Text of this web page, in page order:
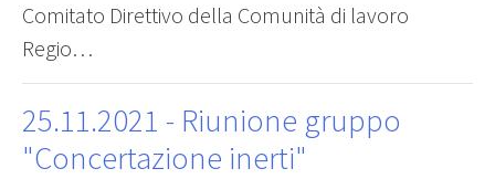
Comitato Direttivo della Comunità di lavoro
Regio…
25.11.2021 - Riunione gruppo
"Concertazione inerti"